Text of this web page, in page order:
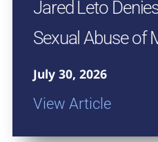
Jared Leto
Sexual Abuse of
July 30, 2026
View Article